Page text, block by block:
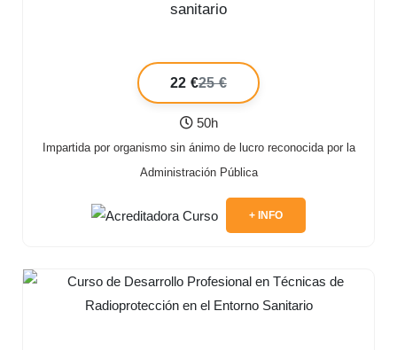
sanitario
22 €25 €
50h
Impartida por organismo sin ánimo de lucro reconocida por la
Administración Pública
+ INFO